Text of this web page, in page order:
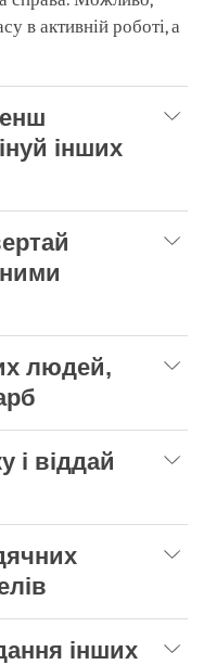
в активній роботі, а
інших
людей,
і віддай
інших